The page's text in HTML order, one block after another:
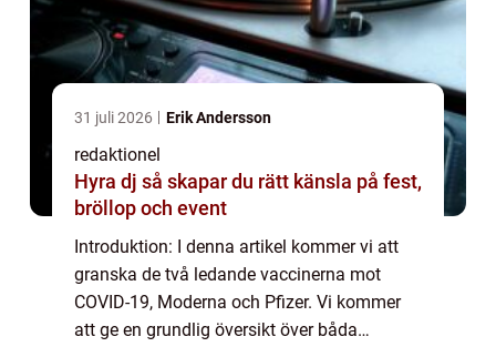
31 juli 2026 Erik Andersson
redaktionel
Hyra dj så skapar du rätt känsla på fest,
bröllop och event
Introduktion: I denna artikel kommer vi att
granska de två ledande vaccinerna mot
COVID-19, Moderna och Pfizer. Vi kommer
att ge en grundlig översikt över båda